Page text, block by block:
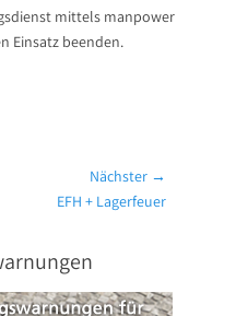
mittels manpower
Einsatz beenden.
Nächster →
EFH + Lagerfeuer